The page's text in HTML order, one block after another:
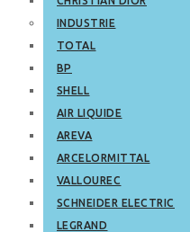
INDUSTRIE
TOTAL
BP
SHELL
AIR LIQUIDE
AREVA
ARCELORMITTAL
VALLOUREC
SCHNEIDER ELECTRIC
LEGRAND